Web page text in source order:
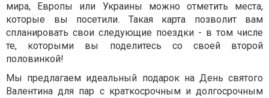
мира, Европы или Украины можно отметить места,
которые вы посетили. Такая карта позволит вам
спланировать свои следующие поездки - в том числе
те, которыми вы поделитесь со своей второй
половинкой!
Мы предлагаем идеальный подарок на День святого
Валентина для пар с краткосрочным и долгосрочным